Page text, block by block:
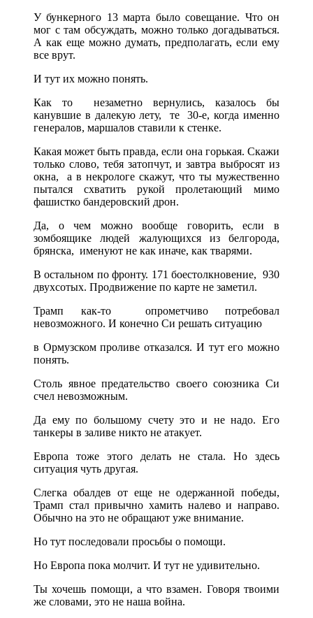
У бункерного 13 марта было совещание. Что он
мог с там обсуждать, можно только догадываться.
А как еще можно думать, предполагать, если ему
все врут.
И тут их можно понять.
Как то незаметно вернулись, казалось бы
канувшие в далекую лету, те 30-е, когда именно
генералов, маршалов ставили к стенке.
Какая может быть правда, если она горькая. Скажи
только слово, тебя затопчут, и завтра выбросят из
окна, а в некрологе скажут, что ты мужественно
пытался схватить рукой пролетающий мимо
фашистко бандеровский дрон.
Да, о чем можно вообще говорить, если в
зомбоящике людей жалующихся из белгорода,
брянска, именуют не как иначе, как тварями.
В остальном по фронту. 171 боестолкновение, 930
двухсотых. Продвижение по карте не заметил.
Трамп как-то опрометчиво потребовал
невозможного. И конечно Си решать ситуацию
в Ормузском проливе отказался. И тут его можно
понять.
Столь явное предательство своего союзника Си
счел невозможным.
Да ему по большому счету это и не надо. Его
танкеры в заливе никто не атакует.
Европа тоже этого делать не стала. Но здесь
ситуация чуть другая.
Слегка обалдев от еще не одержанной победы,
Трамп стал привычно хамить налево и направо.
Обычно на это не обращают уже внимание.
Но тут последовали просьбы о помощи.
Но Европа пока молчит. И тут не удивительно.
Ты хочешь помощи, а что взамен. Говоря твоими
же словами, это не наша война.